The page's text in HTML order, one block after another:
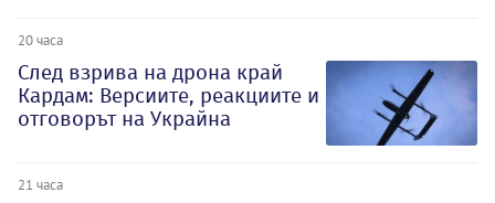
20 часа
След взрива на дрона край
Кардам: Версиите, реакциите и
отговорът на Украйна
21 часа